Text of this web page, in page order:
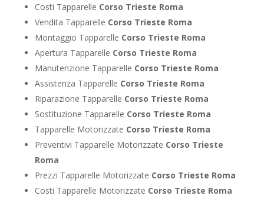
Costi Tapparelle Corso Trieste Roma
Vendita Tapparelle Corso Trieste Roma
Montaggio Tapparelle Corso Trieste Roma
Apertura Tapparelle Corso Trieste Roma
Manutenzione Tapparelle Corso Trieste Roma
Assistenza Tapparelle Corso Trieste Roma
Riparazione Tapparelle Corso Trieste Roma
Sostituzione Tapparelle Corso Trieste Roma
Tapparelle Motorizzate Corso Trieste Roma
Preventivi Tapparelle Motorizzate Corso Trieste
Roma
Prezzi Tapparelle Motorizzate Corso Trieste Roma
Costi Tapparelle Motorizzate Corso Trieste Roma